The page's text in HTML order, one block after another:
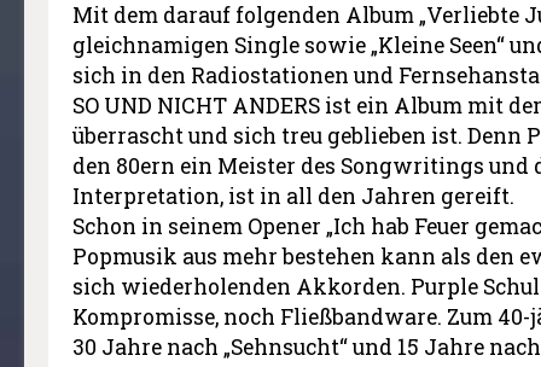
Mit dem darauf folgenden Album „Verliebte
gleichnamigen Single sowie „Kleine Seen“
sich in den Radiostationen und
SO UND NICHT ANDERS ist ein Album mit
überrascht und sich treu geblieben ist. Denn
den 80ern ein Meister des Songwritings
Interpretation, ist in all den Jahren gereift.
Schon in seinem Opener „Ich hab Feuer
Popmusik aus mehr bestehen kann als den
sich wiederholenden Akkorden. Purple
Kompromisse, noch Fließbandware. Zum
30 Jahre nach „Sehnsucht“ und 15 Jahre